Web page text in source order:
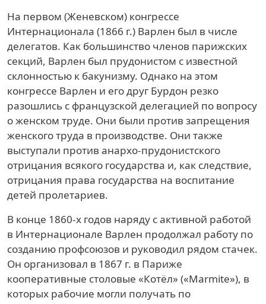
На первом (Женевском) конгрессе
Интернационала (1866 г.) Варлен был в числе
делегатов. Как большинство членов парижских
секций, Варлен был прудонистом с известной
склонностью к бакунизму. Однако на этом
конгрессе Варлен и его друг Бурдон резко
разошлись с французской делегацией по вопросу
о женском труде. Они были против запрещения
женского труда в производстве. Они также
выступали против анархо-прудонистского
отрицания всякого государства и, как следствие,
отрицания права государства на воспитание
детей пролетариев.
В конце 1860-х годов наряду с активной работой
в Интернационале Варлен продолжал работу по
созданию профсоюзов и руководил рядом стачек.
Он организовал в 1867 г. в Париже
кооперативные столовые «Котёл» («Marmite»), в
которых рабочие могли получать по